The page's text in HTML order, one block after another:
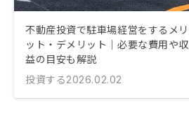
不動産投資で駐車場経営をするメリ
ット・デメリット｜必要な費用や収
益の目安も解説
投資する2026.02.02